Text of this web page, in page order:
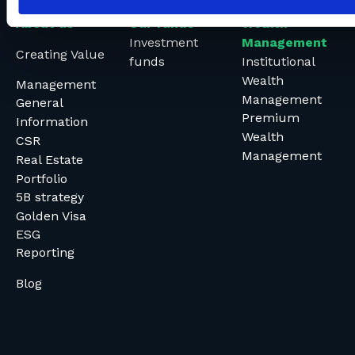
About us
Creating Value
Management
General
Information
CSR
Real Estate
Portfolio
5B strategy
Golden Visa
ESG
Reporting
Blog
Our funds
Investment
funds
Wealth
Management
Institutional
Wealth
Management
Premium
Wealth
Management